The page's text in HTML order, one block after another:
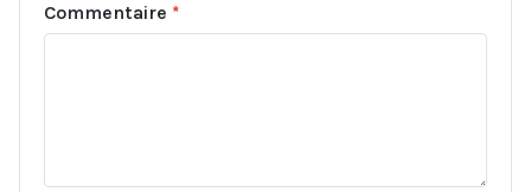
Commentaire *